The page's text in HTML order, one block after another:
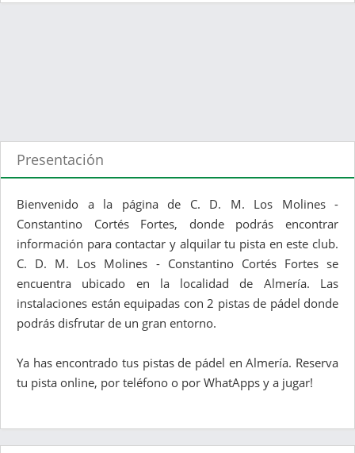
Presentación
Bienvenido a la página de C. D. M. Los Molines -
Constantino Cortés Fortes, donde podrás encontrar
información para contactar y alquilar tu pista en este club.
C. D. M. Los Molines - Constantino Cortés Fortes se
encuentra ubicado en la localidad de Almería. Las
instalaciones están equipadas con 2 pistas de pádel donde
podrás disfrutar de un gran entorno.
Ya has encontrado tus pistas de pádel en Almería. Reserva
tu pista online, por teléfono o por WhatApps y a jugar!